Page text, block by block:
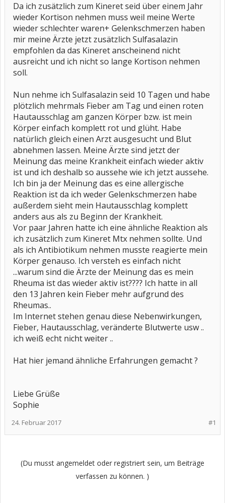
Da ich zusätzlich zum Kineret seid über einem Jahr
wieder Kortison nehmen muss weil meine Werte
wieder schlechter waren+ Gelenkschmerzen haben
mir meine Ärzte jetzt zusätzlich Sulfasalazin
empfohlen da das Kineret anscheinend nicht
ausreicht und ich nicht so lange Kortison nehmen
soll.
Nun nehme ich Sulfasalazin seid 10 Tagen und habe
plötzlich mehrmals Fieber am Tag und einen roten
Hautausschlag am ganzen Körper bzw. ist mein
Körper einfach komplett rot und glüht. Habe
natürlich gleich einen Arzt ausgesucht und Blut
abnehmen lassen. Meine Ärzte sind jetzt der
Meinung das meine Krankheit einfach wieder aktiv
ist und ich deshalb so aussehe wie ich jetzt aussehe.
Ich bin ja der Meinung das es eine allergische
Reaktion ist da ich weder Gelenkschmerzen habe
außerdem sieht mein Hautausschlag komplett
anders aus als zu Beginn der Krankheit.
Vor paar Jahren hatte ich eine ähnliche Reaktion als
ich zusätzlich zum Kineret Mtx nehmen sollte. Und
als ich Antibiotikum nehmen musste reagierte mein
Körper genauso. Ich versteh es einfach nicht
...warum sind die Ärzte der Meinung das es mein
Rheuma ist das wieder aktiv ist???? Ich hatte in all
den 13 Jahren kein Fieber mehr aufgrund des
Rheumas..
Im Internet stehen genau diese Nebenwirkungen,
Fieber, Hautausschlag, veränderte Blutwerte usw ..
ich weiß echt nicht weiter ..
Hat hier jemand ähnliche Erfahrungen gemacht ?
Liebe Grüße
Sophie
#1
24. Februar 2017
(Du musst angemeldet oder registriert sein, um Beiträge
verfassen zu können. )